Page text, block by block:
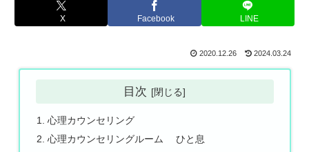
X Facebook LINE
2020.12.26 2024.03.24
目次
心理カウンセリング
心理カウンセリングルーム ひと息